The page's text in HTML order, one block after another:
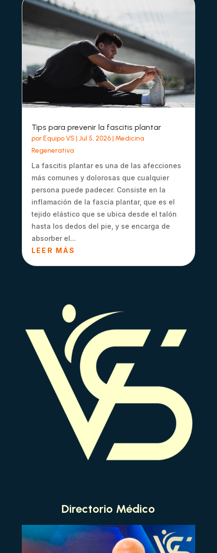
Tips para prevenir la fascitis plantar
porEquipo VS | Jul 5, 2026| Medicina
Regenerativa
La fascitis plantar es una de las afecciones
más comunes y dolorosas que cualquier
persona puede padecer. Consiste en la
inflamación de la fascia plantar, que es el
tejido elástico que se ubica desde el talón
hasta los dedos del pie, y se encarga de
absorber el...
LEER MÁS
Directorio Médico